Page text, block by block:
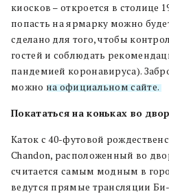
киосков – откроется в столице
попасть на ярмарку можно
сделано для того, чтобы
гостей и соблюдать
пандемией коронавируса).
можно на официальном сайте.
Покататься на коньках во
Каток с 40-футовой
Chandon, расположенный во
считается самым модным в
ведутся прямые трансляции